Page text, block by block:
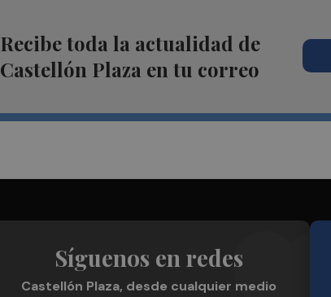
Recibe toda la actualidad de
Castellón Plaza en tu correo
Síguenos en redes
Castellón Plaza, desde cualquier medio